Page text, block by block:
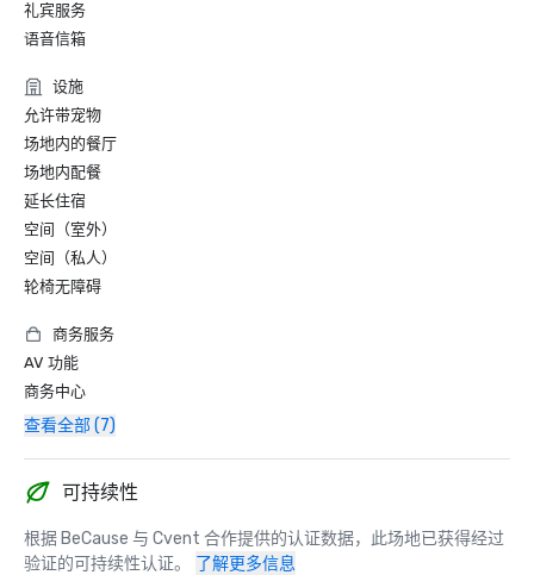
礼宾服务
语音信箱
设施
允许带宠物
场地内的餐厅
场地内配餐
延长住宿
空间（室外）
空间（私人）
轮椅无障碍
商务服务
AV 功能
商务中心
查看全部 (7)
可持续性
根据 BeCause 与 Cvent 合作提供的认证数据，此场地已获得经过
验证的可持续性认证。
了解更多信息